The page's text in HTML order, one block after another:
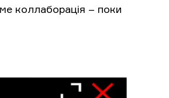
коллаборація – поки